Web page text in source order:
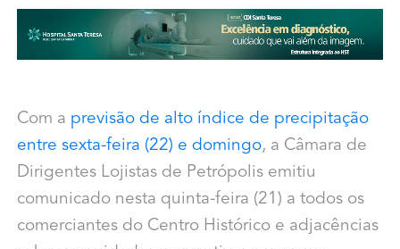
Com a previsão de alto índice de precipitação
entre sexta-feira (22) e domingo, a Câmara de
Dirigentes Lojistas de Petrópolis emitiu
comunicado nesta quinta-feira (21) a todos os
comerciantes do Centro Histórico e adjacências